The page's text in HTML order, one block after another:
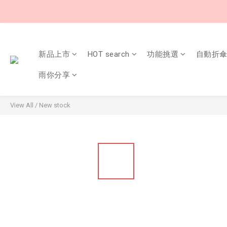
新品上市 HOT search 功能挑選 自動折傘
雨你分享
View All / New stock